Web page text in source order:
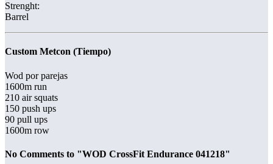
Strenght:
Barrel
Custom Metcon (Tiempo)
Wod por parejas
1600m run
210 air squats
150 push ups
90 pull ups
1600m row
No Comments to "WOD CrossFit Endurance 041218"